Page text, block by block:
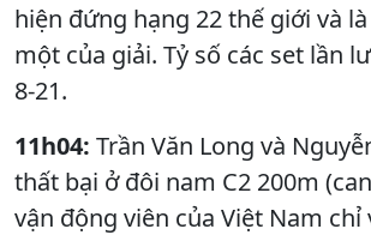
hiện đứng hạng 22 thế giới và
một của giải. Tỷ số các set lần
8-21.
11h04: Trần Văn Long và
thất bại ở đôi nam C2 200m
vận động viên của Việt Nam chỉ